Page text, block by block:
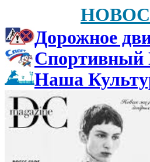
Дорожное
Спортивный
Наша